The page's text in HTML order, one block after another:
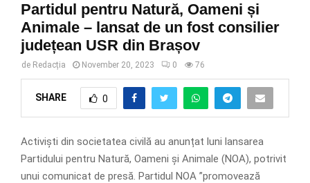
Partidul pentru Natură, Oameni și
Animale – lansat de un fost consilier
județean USR din Brașov
de Redacția November 20, 2023 0 76
SHARE 0
Activiști din societatea civilă au anunțat luni lansarea
Partidului pentru Natură, Oameni și Animale (NOA), potrivit
unui comunicat de presă. Partidul NOA ”promovează